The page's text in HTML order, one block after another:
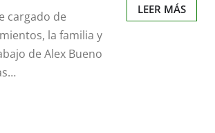
cargado de
la familia y
de Alex Bueno
LEER MÁS